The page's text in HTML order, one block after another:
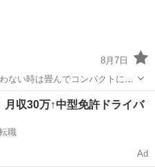
8月7日
洗濯用品
月収30万↑中型免許ドライバ
職
Ad